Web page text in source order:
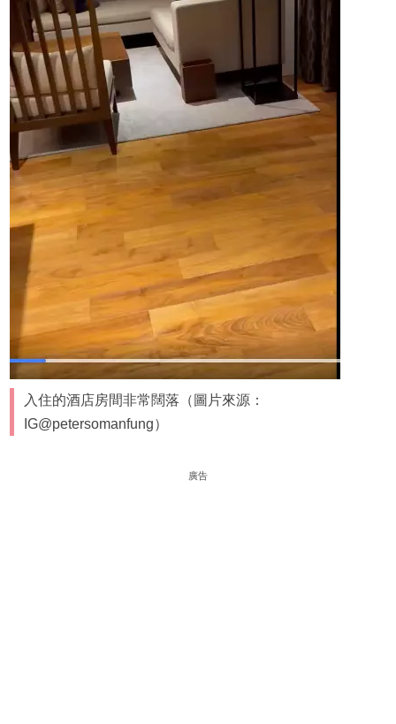
入住的酒店房間非常闊落（圖片來源：
IG@petersomanfung）
廣告